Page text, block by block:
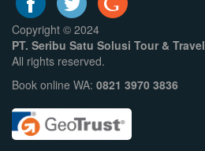
Copyright © 2024
PT. Seribu Satu Solusi Tour & Travel
All rights reserved.
Book online WA: 0821 3970 3836